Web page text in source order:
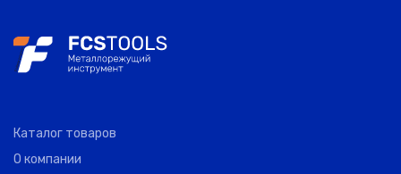
Каталог товаров
О компании